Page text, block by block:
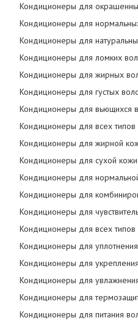
Кондиционеры для
Кондиционеры для
Кондиционеры для
Кондиционеры для ломких
Кондиционеры для жирных
Кондиционеры для густых
Кондиционеры для вьющихся
Кондиционеры для всех типов
Кондиционеры для жирной
Кондиционеры для сухой
Кондиционеры для
Кондиционеры для
Кондиционеры для
Кондиционеры для всех типов
Кондиционеры для
Кондиционеры для
Кондиционеры для
Кондиционеры для
Кондиционеры для питания